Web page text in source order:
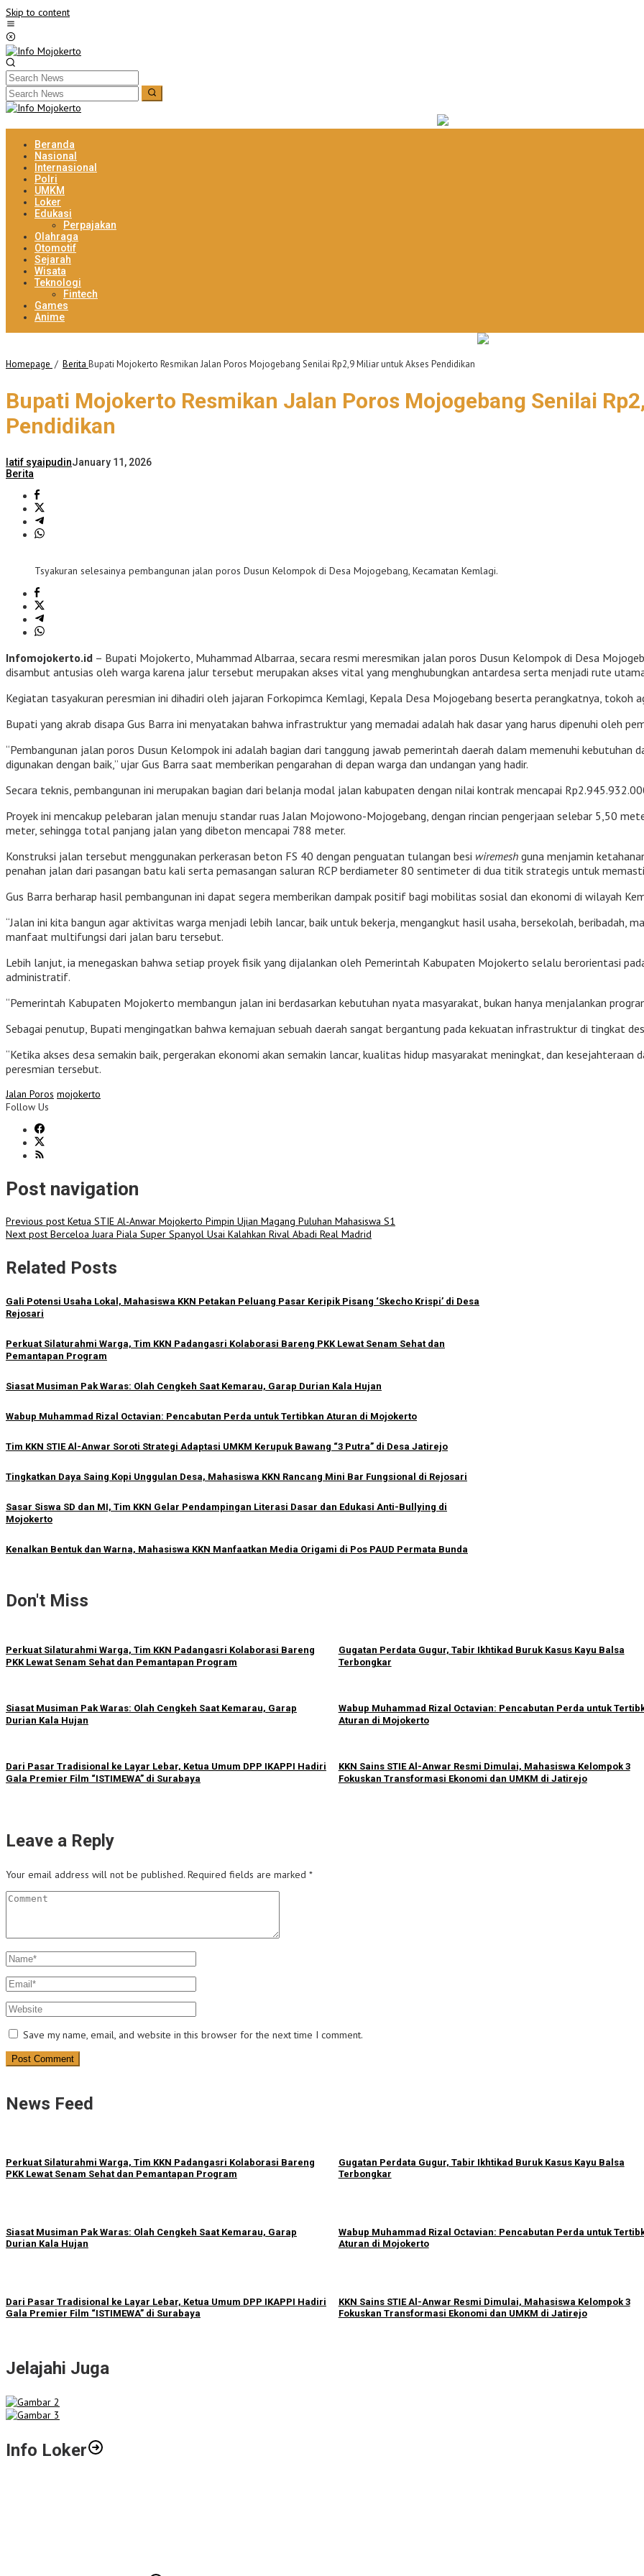
Skip to content
Beranda
Nasional
Internasional
Polri
UMKM
Loker
Edukasi
Perpajakan
Olahraga
Otomotif
Sejarah
Wisata
Teknologi
Fintech
Games
Anime
Homepage / Berita Bupati Mojokerto Resmikan Jalan Poros Mojogebang Senilai Rp2,9 Miliar untuk Akses Pendidikan
Bupati Mojokerto Resmikan Jalan Poros Mojogebang Senilai
Pendidikan
latif syaipudinJanuary 11, 2026
Berita
Tsyakuran selesainya pembangunan jalan poros Dusun Kelompok di Desa Mojogebang, Kecamatan Kemlagi.
Infomojokerto.id – Bupati Mojokerto, Muhammad Albarraa, secara resmi meresmikan jalan poros Dusun Kelompok di Desa
disambut antusias oleh warga karena jalur tersebut merupakan akses vital yang menghubungkan antardesa serta menjadi rute
Kegiatan tasyakuran peresmian ini dihadiri oleh jajaran Forkopimca Kemlagi, Kepala Desa Mojogebang beserta perangkatnya,
Bupati yang akrab disapa Gus Barra ini menyatakan bahwa infrastruktur yang memadai adalah hak dasar yang harus dipenuhi oleh
“Pembangunan jalan poros Dusun Kelompok ini adalah bagian dari tanggung jawab pemerintah daerah dalam memenuhi kebutuhan
digunakan dengan baik,” ujar Gus Barra saat memberikan pengarahan di depan warga dan undangan yang hadir.
Secara teknis, pembangunan ini merupakan bagian dari belanja modal jalan kabupaten dengan nilai kontrak mencapai
Proyek ini mencakup pelebaran jalan menuju standar ruas Jalan Mojowono-Mojogebang, dengan rincian pengerjaan selebar 5,50
meter, sehingga total panjang jalan yang dibeton mencapai 788 meter.
Konstruksi jalan tersebut menggunakan perkerasan beton FS 40 dengan penguatan tulangan besi wiremesh guna menjamin
penahan jalan dari pasangan batu kali serta pemasangan saluran RCP berdiameter 80 sentimeter di dua titik strategis untuk
Gus Barra berharap hasil pembangunan ini dapat segera memberikan dampak positif bagi mobilitas sosial dan ekonomi di wilayah
“Jalan ini kita bangun agar aktivitas warga menjadi lebih lancar, baik untuk bekerja, mengangkut hasil usaha, bersekolah, beribadah,
manfaat multifungsi dari jalan baru tersebut.
Lebih lanjut, ia menegaskan bahwa setiap proyek fisik yang dijalankan oleh Pemerintah Kabupaten Mojokerto selalu berorientasi
administratif.
“Pemerintah Kabupaten Mojokerto membangun jalan ini berdasarkan kebutuhan nyata masyarakat, bukan hanya menjalankan
Sebagai penutup, Bupati mengingatkan bahwa kemajuan sebuah daerah sangat bergantung pada kekuatan infrastruktur di tingkat
“Ketika akses desa semakin baik, pergerakan ekonomi akan semakin lancar, kualitas hidup masyarakat meningkat, dan kesejahteraan
peresmian tersebut.
Jalan Poros mojokerto
Follow Us
Post navigation
Previous post Ketua STIE Al-Anwar Mojokerto Pimpin Ujian Magang Puluhan Mahasiswa S1
Next post Berceloa Juara Piala Super Spanyol Usai Kalahkan Rival Abadi Real Madrid
Related Posts
Gali Potensi Usaha Lokal, Mahasiswa KKN Petakan Peluang Pasar Keripik Pisang ‘Skecho Krispi’ di Desa
Rejosari
Perkuat Silaturahmi Warga, Tim KKN Padangasri Kolaborasi Bareng PKK Lewat Senam Sehat dan
Pemantapan Program
Siasat Musiman Pak Waras: Olah Cengkeh Saat Kemarau, Garap Durian Kala Hujan
Wabup Muhammad Rizal Octavian: Pencabutan Perda untuk Tertibkan Aturan di Mojokerto
Tim KKN STIE Al-Anwar Soroti Strategi Adaptasi UMKM Kerupuk Bawang “3 Putra” di Desa Jatirejo
Tingkatkan Daya Saing Kopi Unggulan Desa, Mahasiswa KKN Rancang Mini Bar Fungsional di Rejosari
Sasar Siswa SD dan MI, Tim KKN Gelar Pendampingan Literasi Dasar dan Edukasi Anti-Bullying di
Mojokerto
Kenalkan Bentuk dan Warna, Mahasiswa KKN Manfaatkan Media Origami di Pos PAUD Permata Bunda
Don't Miss
Perkuat Silaturahmi Warga, Tim KKN Padangasri Kolaborasi Bareng
PKK Lewat Senam Sehat dan Pemantapan Program
Gugatan Perdata Gugur, Tabir Ikhtikad Buruk Kasus Kayu Balsa
Terbongkar
Siasat Musiman Pak Waras: Olah Cengkeh Saat Kemarau, Garap
Durian Kala Hujan
Wabup Muhammad Rizal Octavian: Pencabutan Perda untuk
Aturan di Mojokerto
Dari Pasar Tradisional ke Layar Lebar, Ketua Umum DPP IKAPPI Hadiri
Gala Premier Film “ISTIMEWA” di Surabaya
KKN Sains STIE Al-Anwar Resmi Dimulai, Mahasiswa Kelompok 3
Fokuskan Transformasi Ekonomi dan UMKM di Jatirejo
Leave a Reply
Your email address will not be published. Required fields are marked *
Save my name, email, and website in this browser for the next time I comment.
News Feed
Perkuat Silaturahmi Warga, Tim KKN Padangasri Kolaborasi Bareng
PKK Lewat Senam Sehat dan Pemantapan Program
Gugatan Perdata Gugur, Tabir Ikhtikad Buruk Kasus Kayu Balsa
Terbongkar
Siasat Musiman Pak Waras: Olah Cengkeh Saat Kemarau, Garap
Durian Kala Hujan
Wabup Muhammad Rizal Octavian: Pencabutan Perda untuk
Aturan di Mojokerto
Dari Pasar Tradisional ke Layar Lebar, Ketua Umum DPP IKAPPI Hadiri
Gala Premier Film “ISTIMEWA” di Surabaya
KKN Sains STIE Al-Anwar Resmi Dimulai, Mahasiswa Kelompok 3
Fokuskan Transformasi Ekonomi dan UMKM di Jatirejo
Jelajahi Juga
Info Loker